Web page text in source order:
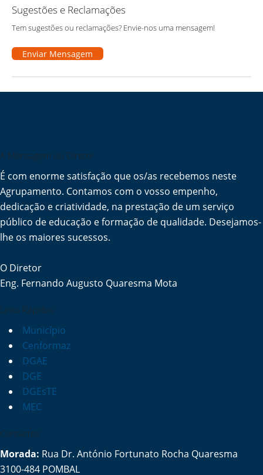
Sugestões e Reclamações
Tem sugestões ou reclamações? Envie-nos uma mensagem!
Enviar Mensagem
A Mensagem do Diretor
É com enorme satisfação que os/as recebemos neste
Agrupamento. Contamos com o vosso empenho,
dedicação e criatividade, na prestação de um serviço
público de educação e formação de qualidade. Desejamos-
lhe os maiores sucessos.
O Diretor
Eng. Fernando Augusto Quaresma Mota
Links Rápidos
Município
Cenformaz
DGAE
DGE
DGEsTE
MEC
Contactos
Morada: Rua Dr. António Fortunato Rocha Quaresma
3100-484 POMBAL